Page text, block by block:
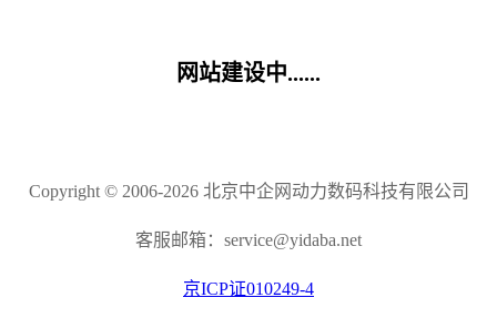
网站建设中......
Copyright © 2006-2026 北京中企网动力数码科技有限公司
客服邮箱：service@yidaba.net
京ICP证010249-4